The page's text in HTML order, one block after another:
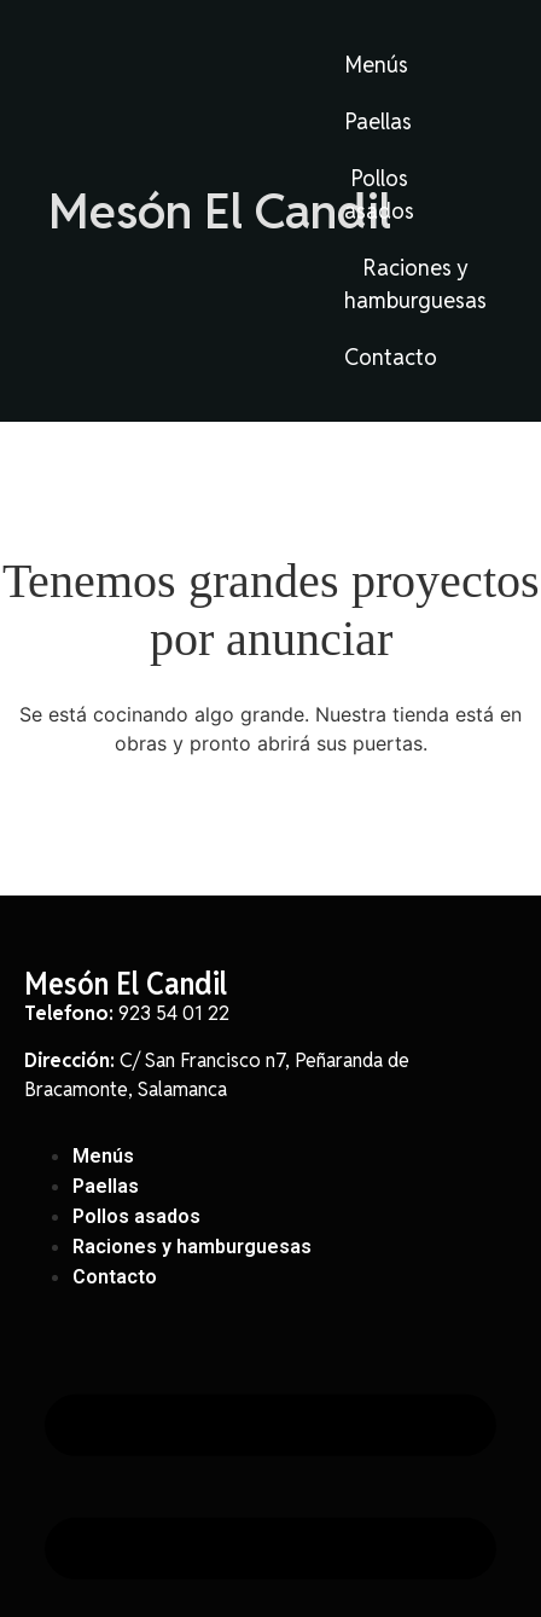
Mesón El Candil
Menús
Paellas
Pollos
asados
Raciones y
hamburguesas
Contacto
Tenemos grandes proyectos
por anunciar
Se está cocinando algo grande. Nuestra tienda está en
obras y pronto abrirá sus puertas.
Mesón El Candil
Telefono: 923 54 01 22
Dirección: C/ San Francisco n7, Peñaranda de
Bracamonte, Salamanca
Menús
Paellas
Pollos asados
Raciones y hamburguesas
Contacto